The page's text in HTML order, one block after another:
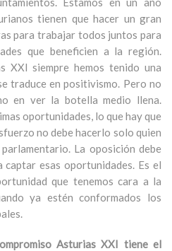
tienen que hacer un gran
para trabajar todos juntos para
que beneficien a la región.
XXI siempre hemos tenido una
traduce en positivismo. Pero no
en ver la botella medio llena.
oportunidades, lo que hay que
no debe hacerlo solo quien
La oposición debe
esas oportunidades. Es el
que tenemos cara a la
ya estén conformados los
Asturias XXI tiene el